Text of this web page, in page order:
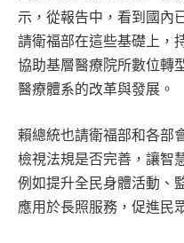
示，從報告中，看到國內
請衛福部在這些基礎上，
協助基層醫療院所數位轉
醫療體系的改革與發展。
賴總統也請衛福部和各部
檢視法規是否完善，讓智
例如提升全民身體活動、
應用於長照服務，促進民